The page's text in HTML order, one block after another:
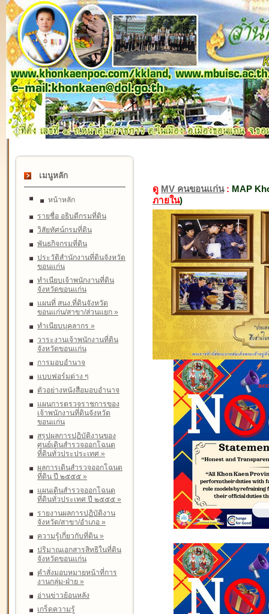
เมนูหลัก
หน้าหลัก
รายชื่อ อธิบดีกรมที่ดิน
วิสัยทัศน์กรมที่ดิน
พันธกิจกรมที่ดิน
ประวัติสำนักงานที่ดินจังหวัด
ขอนแก่น
ทำเนียบเจ้าพนักงานที่ดิน
จังหวัดขอนแก่น
แผนที่ สนง.ที่ดินจังหวัด
ขอนแก่น/สาขา/ส่วนแยก »
ทำเนียบบุคลากร »
วาระงานเจ้าพนักงานที่ดิน
จังหวัดขอนแก่น
การมอบอำนาจ
แบบฟอร์มต่าง ๆ
ตัวอย่างหนังสือมอบอำนาจ
แผนการตรวจราชการของ
เจ้าพนักงานที่ดินจังหวัด
ขอนแก่น
สรุปผลการปฏิบัติงานของ
ศูนย์เดินสำรวจออกโฉนด
ที่ดินทั่วประประเทศ »
ผลการเดินสำรวจออกโฉนด
ที่ดิน ปี ๒๕๕๕ »
แผนเดินสำรวจออกโฉนด
ที่ดินทั่วประเทศ ปี ๒๕๕๕ »
รายงานผลการปฏิบัติงาน
จังหวัด/สาขา/อำเภอ »
ความรู้เกี่ยวกับที่ดิน »
ปริมาณเอกสารสิทธิในที่ดิน
จังหวัดขอนแก่น
คำสั่งมอบหมายหน้าที่การ
งานกลุ่ม-ฝ่าย »
อ่านข่าวย้อนหลัง
เกร็ดความรู้
ดู MV คนขอนแก่น: MAP
ภายใน)